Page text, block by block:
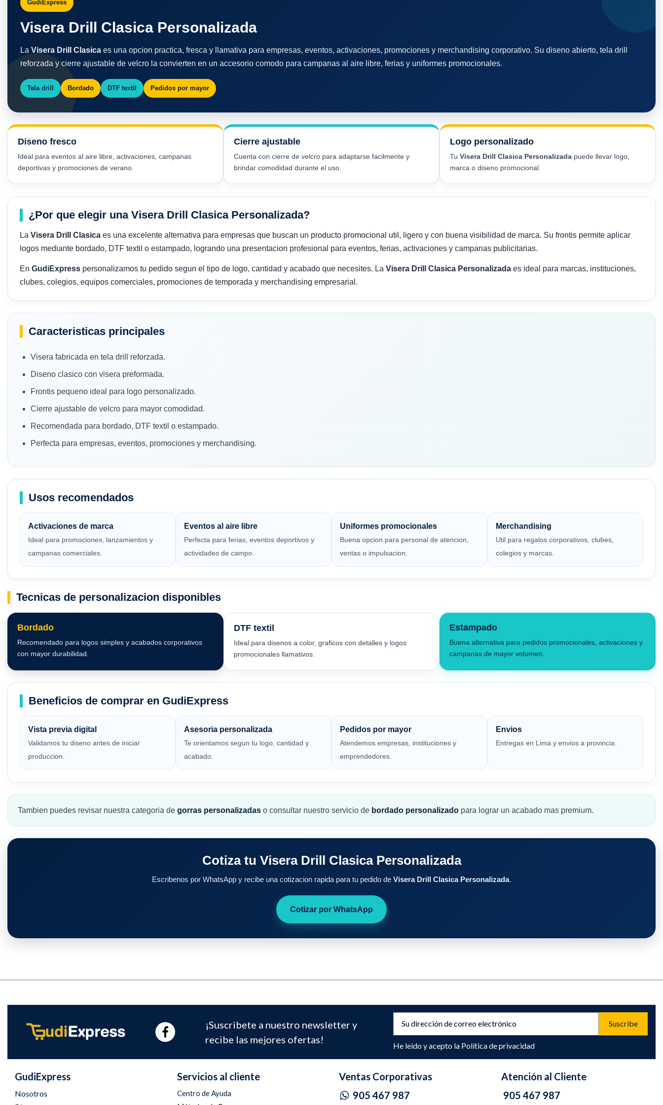
GudiExpress
Visera Drill Clasica Personalizada
La Visera Drill Clasica es una opcion practica, fresca y llamativa para empresas, eventos, activaciones, promociones y merchandising corporativo. Su diseno abierto, tela drill
reforzada y cierre ajustable de velcro la convierten en un accesorio comodo para campanas al aire libre, ferias y uniformes promocionales.
Tela drill Bordado DTF textil Pedidos por mayor
Diseno fresco
Ideal para eventos al aire libre, activaciones, campanas
deportivas y promociones de verano.
Cierre ajustable
Cuenta con cierre de velcro para adaptarse facilmente y
brindar comodidad durante el uso.
Logo personalizado
Tu Visera Drill Clasica Personalizada puede llevar logo,
marca o diseno promocional.
¿Por que elegir una Visera Drill Clasica Personalizada?
La Visera Drill Clasica es una excelente alternativa para empresas que buscan un producto promocional util, ligero y con buena visibilidad de marca. Su frontis permite aplicar
logos mediante bordado, DTF textil o estampado, logrando una presentacion profesional para eventos, ferias, activaciones y campanas publicitarias.
En GudiExpress personalizamos tu pedido segun el tipo de logo, cantidad y acabado que necesites. La Visera Drill Clasica Personalizada es ideal para marcas, instituciones,
clubes, colegios, equipos comerciales, promociones de temporada y merchandising empresarial.
Caracteristicas principales
Visera fabricada en tela drill reforzada.
Diseno clasico con visera preformada.
Frontis pequeno ideal para logo personalizado.
Cierre ajustable de velcro para mayor comodidad.
Recomendada para bordado, DTF textil o estampado.
Perfecta para empresas, eventos, promociones y merchandising.
Usos recomendados
Activaciones de marca
Ideal para promociones, lanzamientos y
campanas comerciales.
Eventos al aire libre
Perfecta para ferias, eventos deportivos y
actividades de campo.
Uniformes promocionales
Buena opcion para personal de atencion,
ventas o impulsacion.
Merchandising
Util para regalos corporativos, clubes,
colegios y marcas.
Tecnicas de personalizacion disponibles
Bordado
Recomendado para logos simples y acabados corporativos
con mayor durabilidad.
DTF textil
Ideal para disenos a color, graficos con detalles y logos
promocionales llamativos.
Estampado
Buena alternativa para pedidos promocionales, activaciones y
campanas de mayor volumen.
Beneficios de comprar en GudiExpress
Vista previa digital
Validamos tu diseno antes de iniciar
produccion.
Asesoria personalizada
Te orientamos segun tu logo, cantidad y
acabado.
Pedidos por mayor
Atendemos empresas, instituciones y
emprendedores.
Envios
Entregas en Lima y envios a provincia.
Tambien puedes revisar nuestra categoria de gorras personalizadas o consultar nuestro servicio de bordado personalizado para lograr un acabado mas premium.
Cotiza tu Visera Drill Clasica Personalizada
Escribenos por WhatsApp y recibe una cotizacion rapida para tu pedido de Visera Drill Clasica Personalizada.
Cotizar por WhatsApp
¡Suscribete a nuestro newsletter y
recibe las mejores ofertas!
He leído y acepto la Política de privacidad
GudiExpress
Nosotros
Servicios al cliente
Centro de Ayuda
Ventas Corporativas
905 467 987
Atención al Cliente
905 467 987